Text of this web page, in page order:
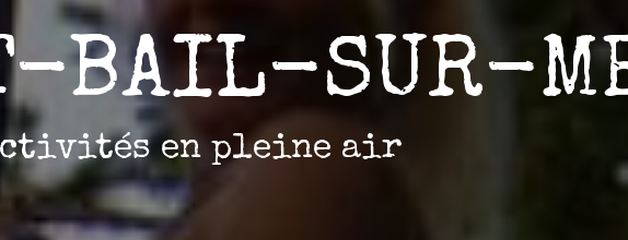
BAIL-SUR-
en pleine air